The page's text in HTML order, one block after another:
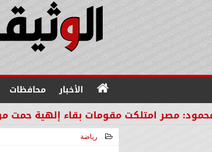
الأخبار محافظات
مقومات بقاء إلهية حمت مؤسساتها من
رياضة